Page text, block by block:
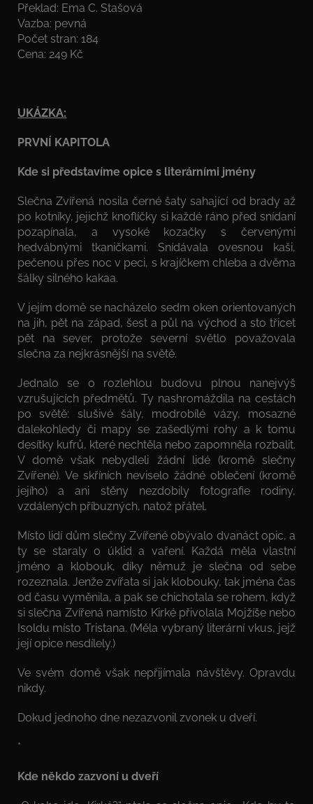
Překlad: Ema C. Stašová
Vazba: pevná
Počet stran: 184
Cena: 249 Kč
UKÁZKA:
PRVNÍ KAPITOLA
Kde si představíme opice s literárními jmény
Slečna Zvířená nosila černé šaty sahající od brady až
po kotníky, jejichž knoflíčky si každé ráno před snídaní
pozapínala, a vysoké kozačky s červenými
hedvábnými tkaničkami. Snídávala ovesnou kaši,
pečenou přes noc v peci, s krajíčkem chleba a dvěma
šálky silného kakaa.
V jejím domě se nacházelo sedm oken orientovaných
na jih, pět na západ, šest a půl na východ a sto třicet
pět na sever, protože severní světlo považovala
slečna za nejkrásnější na světě.
Jednalo se o rozlehlou budovu plnou nanejvýš
vzrušujících předmětů. Ty nashromáždila na cestách
po světě: slušivé šály, modrobílé vázy, mosazné
dalekohledy či mapy se zašedlými rohy a k tomu
desítky kufrů, které nechtěla nebo zapomněla rozbalit.
V domě však nebydleli žádní lidé (kromě slečny
Zvířené). Ve skříních neviselo žádné oblečení (kromě
jejího) a ani stěny nezdobily fotografie rodiny,
vzdálených příbuzných, natož přátel.
Místo lidí dům slečny Zvířené obývalo dvanáct opic, a
ty se staraly o úklid a vaření. Každá měla vlastní
jméno a klobouk, díky němuž je slečna od sebe
rozeznala. Jenže zvířata si jak klobouky, tak jména čas
od času vyměnila, a pak se chichotala se rohem, když
si slečna Zvířená namísto Kirké přivolala Mojžíše nebo
Isoldu místo Tristana. (Měla vybraný literární vkus, jejž
její opice nesdílely.)
Ve svém domě však nepřijímala návštěvy. Opravdu
nikdy.
Dokud jednoho dne nezazvonil zvonek u dveří.
*
Kde někdo zazvoní u dveří